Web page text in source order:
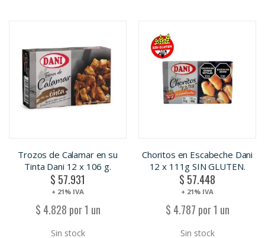
Trozos de Calamar en su
Tinta Dani 12 x 106 g.
$ 57.931
+ 21% IVA
$ 4.828 por 1 un
Sin stock
Choritos en Escabeche Dani
12 x 111g SIN GLUTEN.
$ 57.448
+ 21% IVA
$ 4.787 por 1 un
Sin stock